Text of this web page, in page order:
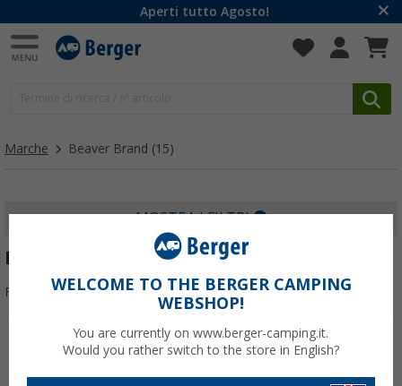
Aperti tutto Agosto!
Marche Beaver Brand (15)
MOSTRA I FILTRI
BEAVER BRAND
Filtrare per:
-30%
WELCOME TO THE BERGER CAMPING
WEBSHOP!
You are currently on www.berger-camping.it.
Would you rather switch to the store in English?